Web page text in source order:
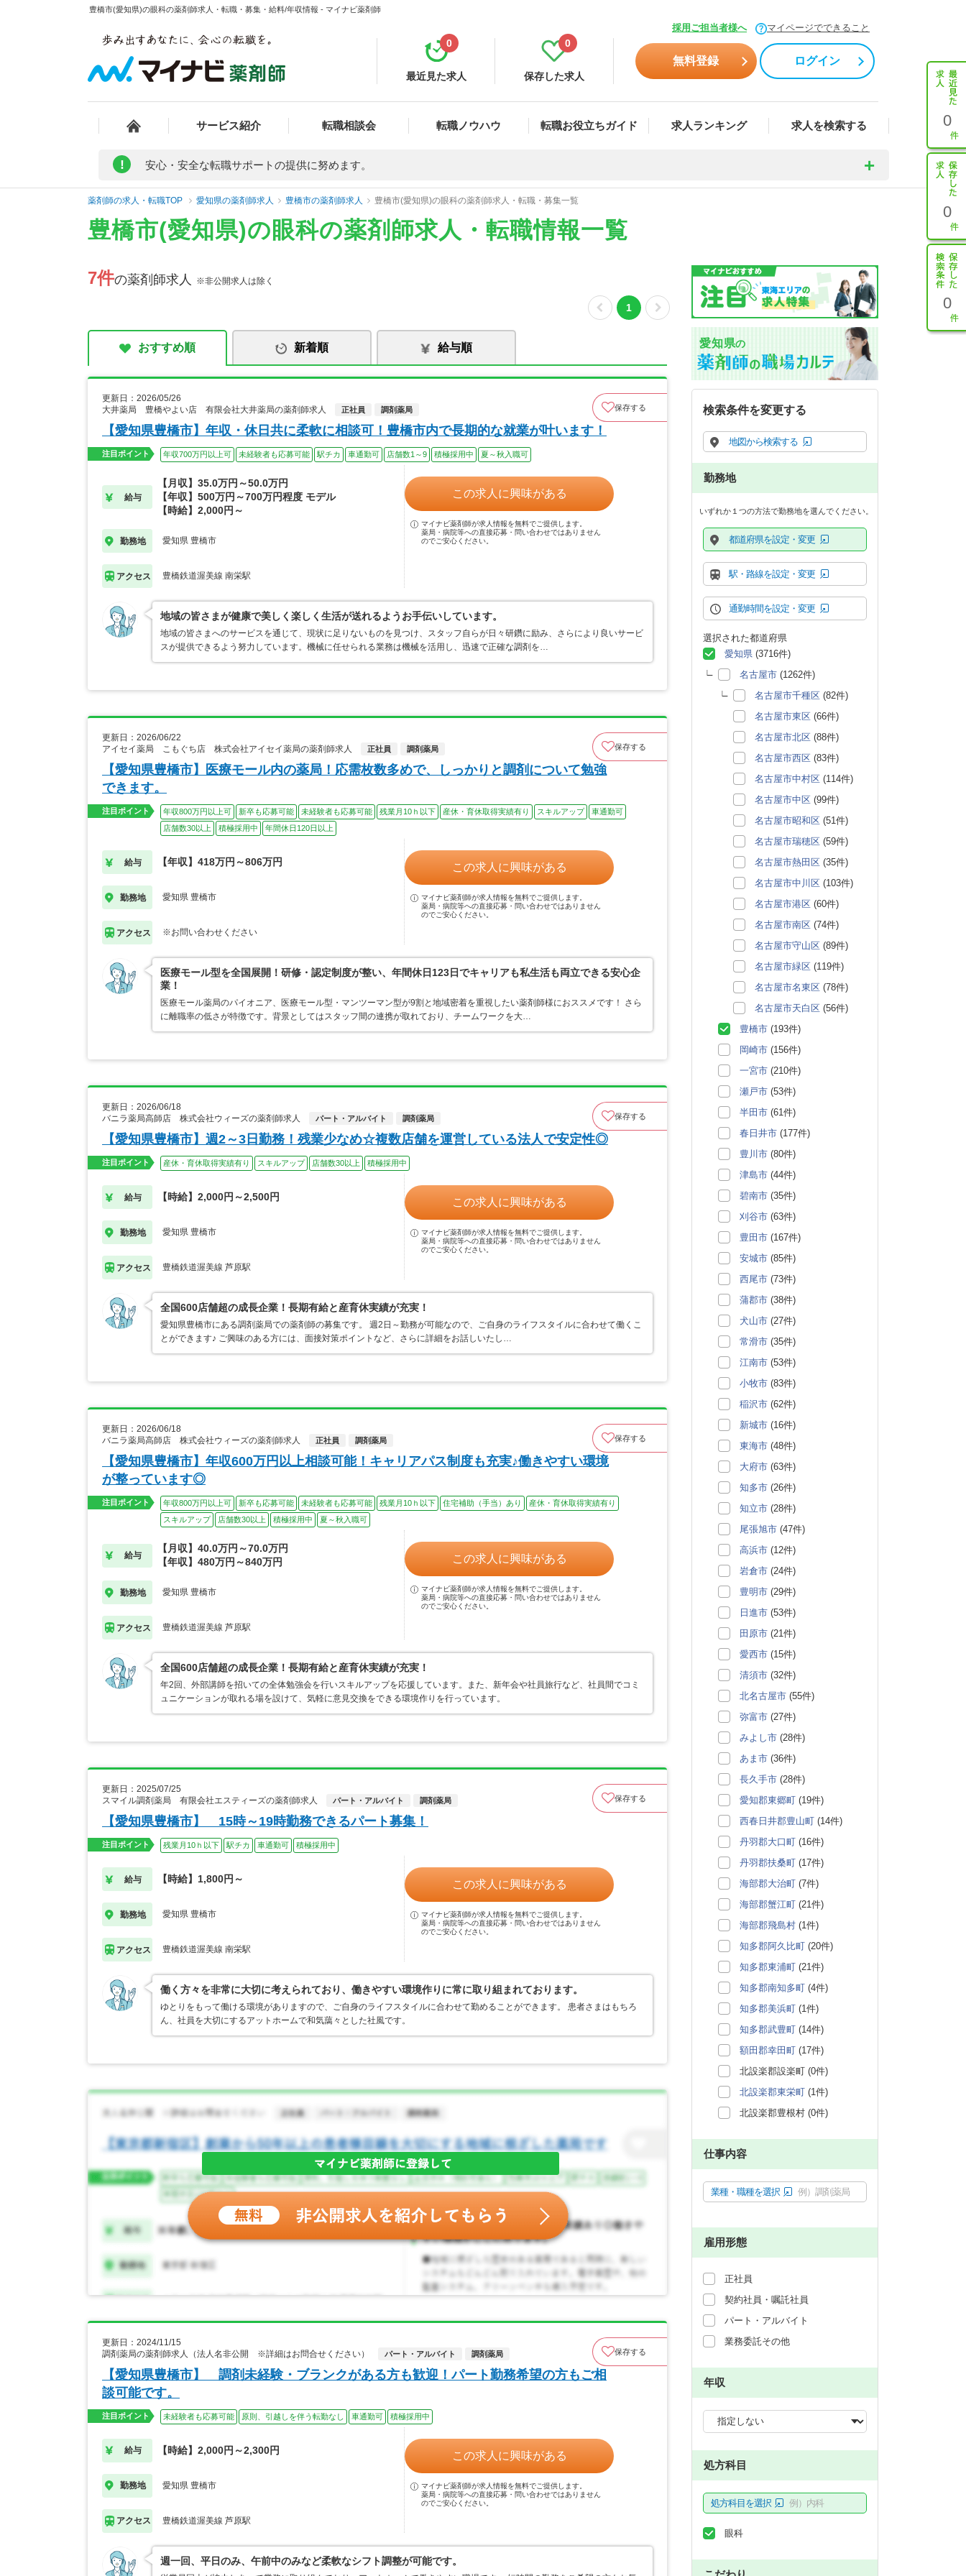
豊橋市(愛知県)の眼科の薬剤師求人・転職・募集・給料/年収情報 - マイナビ薬剤師
採用ご担当者様へ マイページでできること
最近見た求人
0
保存した求人
0
無料登録 ログイン
サービス紹介 転職相談会 転職ノウハウ 転職お役立ちガイド 求人ランキング 求人を検索する 0
0
0
! 安心・安全な転職サポートの提供に努めます。
薬剤師の求人・転職TOP 愛知県の薬剤師求人 豊橋市の薬剤師求人 豊橋市(愛知県)の眼科の薬剤師求人・転職・募集一覧
豊橋市(愛知県)の眼科の薬剤師求人・転職情報一覧
7件の薬剤師求人 ※非公開求人は除く
1
おすすめ順 新着順 給与順
更新日：2026/05/26
大井薬局 豊橋やよい店 有限会社大井薬局の薬剤師求人
正社員 調剤薬局 保存する
【愛知県豊橋市】年収・休日共に柔軟に相談可！豊橋市内で長期的な就業が叶います！
注目ポイント 年収700万円以上可 未経験者も応募可能 駅チカ 車通勤可 店舗数1～9 積極採用中 夏～秋入職可
給与
【月収】35.0万円～50.0万円
【年収】500万円～700万円程度 モデル
【時給】2,000円～
勤務地 愛知県 豊橋市
アクセス 豊橋鉄道渥美線 南栄駅
この求人に興味がある
マイナビ薬剤師が求人情報を無料でご提供します。
薬局・病院等への直接応募・問い合わせではありません
のでご安心ください。
地域の皆さまが健康で美しく楽しく生活が送れるようお手伝いしています。
地域の皆さまへのサービスを通じて、現状に足りないものを見つけ、スタッフ自らが日々研鑽に励み、さらにより良いサービ
スが提供できるよう努力しています。機械に任せられる業務は機械を活用し、迅速で正確な調剤を…
更新日：2026/06/22
アイセイ薬局 こもぐち店 株式会社アイセイ薬局の薬剤師求人
正社員 調剤薬局 保存する
【愛知県豊橋市】医療モール内の薬局！応需枚数多めで、しっかりと調剤について勉強
できます。
注目ポイント 年収800万円以上可 新卒も応募可能 未経験者も応募可能 残業月10ｈ以下 産休・育休取得実績有り スキルアップ
車通勤可
店舗数30以上
積極採用中 年間休日120日以上
給与 【年収】418万円～806万円
勤務地 愛知県 豊橋市
アクセス ※お問い合わせください
この求人に興味がある
マイナビ薬剤師が求人情報を無料でご提供します。
薬局・病院等への直接応募・問い合わせではありません
のでご安心ください。
医療モール型を全国展開！研修・認定制度が整い、年間休日123日でキャリアも私生活も両立できる安心企
業！
医療モール薬局のパイオニア、医療モール型・マンツーマン型が9割と地域密着を重視したい薬剤師様におススメです！ さら
に離職率の低さが特徴です。背景としてはスタッフ間の連携が取れており、チームワークを大…
更新日：2026/06/18
バニラ薬局高師店 株式会社ウィーズの薬剤師求人
パート・アルバイト 調剤薬局 保存する
【愛知県豊橋市】週2～3日勤務！残業少なめ☆複数店舗を運営している法人で安定性◎
注目ポイント 産休・育休取得実績有り スキルアップ 店舗数30以上 積極採用中
給与 【時給】2,000円～2,500円
勤務地 愛知県 豊橋市
アクセス 豊橋鉄道渥美線 芦原駅
この求人に興味がある
マイナビ薬剤師が求人情報を無料でご提供します。
薬局・病院等への直接応募・問い合わせではありません
のでご安心ください。
全国600店舗超の成長企業！長期有給と産育休実績が充実！
愛知県豊橋市にある調剤薬局での薬剤師の募集です。 週2日～勤務が可能なので、ご自身のライフスタイルに合わせて働くこ
とができます♪ ご興味のある方には、面接対策ポイントなど、さらに詳細をお話しいたし…
更新日：2026/06/18
バニラ薬局高師店 株式会社ウィーズの薬剤師求人
正社員 調剤薬局 保存する
【愛知県豊橋市】年収600万円以上相談可能！キャリアパス制度も充実♪働きやすい環境
が整っています◎
注目ポイント 年収800万円以上可 新卒も応募可能 未経験者も応募可能 残業月10ｈ以下 住宅補助（手当）あり
産休・育休取得実績有り
スキルアップ
店舗数30以上 積極採用中 夏～秋入職可
給与
【月収】40.0万円～70.0万円
【年収】480万円～840万円
勤務地 愛知県 豊橋市
アクセス 豊橋鉄道渥美線 芦原駅
この求人に興味がある
マイナビ薬剤師が求人情報を無料でご提供します。
薬局・病院等への直接応募・問い合わせではありません
のでご安心ください。
全国600店舗超の成長企業！長期有給と産育休実績が充実！
年2回、外部講師を招いての全体勉強会を行いスキルアップを応援しています。また、新年会や社員旅行など、社員間でコミ
ュニケーションが取れる場を設けて、気軽に意見交換をできる環境作りを行っています。
更新日：2025/07/25
スマイル調剤薬局 有限会社エスティーズの薬剤師求人
パート・アルバイト 調剤薬局 保存する
【愛知県豊橋市】 15時～19時勤務できるパート募集！
注目ポイント 残業月10ｈ以下 駅チカ 車通勤可 積極採用中
給与 【時給】1,800円～
勤務地 愛知県 豊橋市
アクセス 豊橋鉄道渥美線 南栄駅
この求人に興味がある
マイナビ薬剤師が求人情報を無料でご提供します。
薬局・病院等への直接応募・問い合わせではありません
のでご安心ください。
働く方々を非常に大切に考えられており、働きやすい環境作りに常に取り組まれております。
ゆとりをもって働ける環境がありますので、ご自身のライフスタイルに合わせて勤めることができます。 患者さまはもちろ
ん、社員を大切にするアットホームで和気藹々とした社風です。
更新日：2024/11/15
調剤薬局の薬剤師求人（法人名非公開 ※詳細はお問合せください）
パート・アルバイト 調剤薬局 保存する
【愛知県豊橋市】 調剤未経験・ブランクがある方も歓迎！パート勤務希望の方もご相
談可能です。
注目ポイント 未経験者も応募可能 原則、引越しを伴う転勤なし 車通勤可 積極採用中
給与 【時給】2,000円～2,300円
勤務地 愛知県 豊橋市
アクセス 豊橋鉄道渥美線 芦原駅
この求人に興味がある
マイナビ薬剤師が求人情報を無料でご提供します。
薬局・病院等への直接応募・問い合わせではありません
のでご安心ください。
週一回、平日のみ、午前中のみなど柔軟なシフト調整が可能です。
愛知県の
検索条件を変更する
地図から検索する
勤務地
いずれか１つの方法で勤務地を選んでください。
都道府県を設定・変更
駅・路線を設定・変更
通勤時間を設定・変更
選択された都道府県
愛知県 (3716件)
名古屋市 (1262件)
名古屋市千種区 (82件)
名古屋市東区 (66件)
名古屋市北区 (88件)
名古屋市西区 (83件)
名古屋市中村区 (114件)
名古屋市中区 (99件)
名古屋市昭和区 (51件)
名古屋市瑞穂区 (59件)
名古屋市熱田区 (35件)
名古屋市中川区 (103件)
名古屋市港区 (60件)
名古屋市南区 (74件)
名古屋市守山区 (89件)
名古屋市緑区 (119件)
名古屋市名東区 (78件)
名古屋市天白区 (56件)
豊橋市 (193件)
岡崎市 (156件)
一宮市 (210件)
瀬戸市 (53件)
半田市 (61件)
春日井市 (177件)
豊川市 (80件)
津島市 (44件)
碧南市 (35件)
刈谷市 (63件)
豊田市 (167件)
安城市 (85件)
西尾市 (73件)
蒲郡市 (38件)
犬山市 (27件)
常滑市 (35件)
江南市 (53件)
小牧市 (83件)
稲沢市 (62件)
新城市 (16件)
東海市 (48件)
大府市 (63件)
知多市 (26件)
知立市 (28件)
尾張旭市 (47件)
高浜市 (12件)
岩倉市 (24件)
豊明市 (29件)
日進市 (53件)
田原市 (21件)
愛西市 (15件)
清須市 (32件)
北名古屋市 (55件)
弥富市 (27件)
みよし市 (28件)
あま市 (36件)
長久手市 (28件)
愛知郡東郷町 (19件)
西春日井郡豊山町 (14件)
丹羽郡大口町 (16件)
丹羽郡扶桑町 (17件)
海部郡大治町 (7件)
海部郡蟹江町 (21件)
海部郡飛島村 (1件)
知多郡阿久比町 (20件)
知多郡東浦町 (21件)
知多郡南知多町 (4件)
知多郡美浜町 (1件)
知多郡武豊町 (14件)
額田郡幸田町 (17件)
北設楽郡設楽町 (0件)
北設楽郡東栄町 (1件)
北設楽郡豊根村 (0件)
仕事内容
業種・職種を選択 例）調剤薬局
雇用形態
正社員
契約社員・嘱託社員
パート・アルバイト
業務委託その他
年収
処方科目
処方科目を選択 例）内科
眼科